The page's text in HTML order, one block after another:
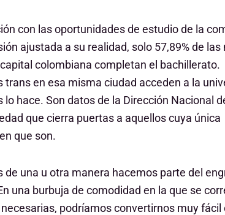
con las oportunidades de estudio de la
ajustada a su realidad, solo 57,89% de las
colombiana completan el bachillerato.
en esa misma ciudad acceden a la
hace. Son datos de la Dirección Nacional
que cierra puertas a aquellos cuya única
que son.
una u otra manera hacemos parte del
una burbuja de comodidad en la que se
podríamos convertirnos muy fácil